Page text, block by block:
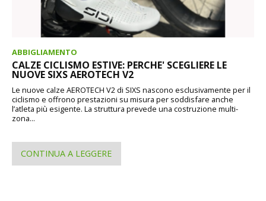
ABBIGLIAMENTO
CALZE CICLISMO ESTIVE: PERCHE' SCEGLIERE LE
NUOVE SIXS AEROTECH V2
Le nuove calze AEROTECH V2 di SIXS nascono esclusivamente per il
ciclismo e offrono prestazioni su misura per soddisfare anche
l’atleta più esigente. La struttura prevede una costruzione multi-
zona...
CONTINUA A LEGGERE